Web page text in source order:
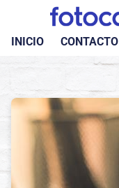
INICIO CONTACTO